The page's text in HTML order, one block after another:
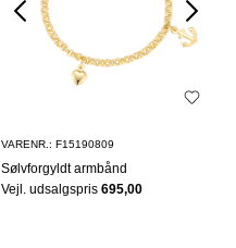
VARENR.: F15190809
Sølvforgyldt armbånd
Vejl. udsalgspris695,00